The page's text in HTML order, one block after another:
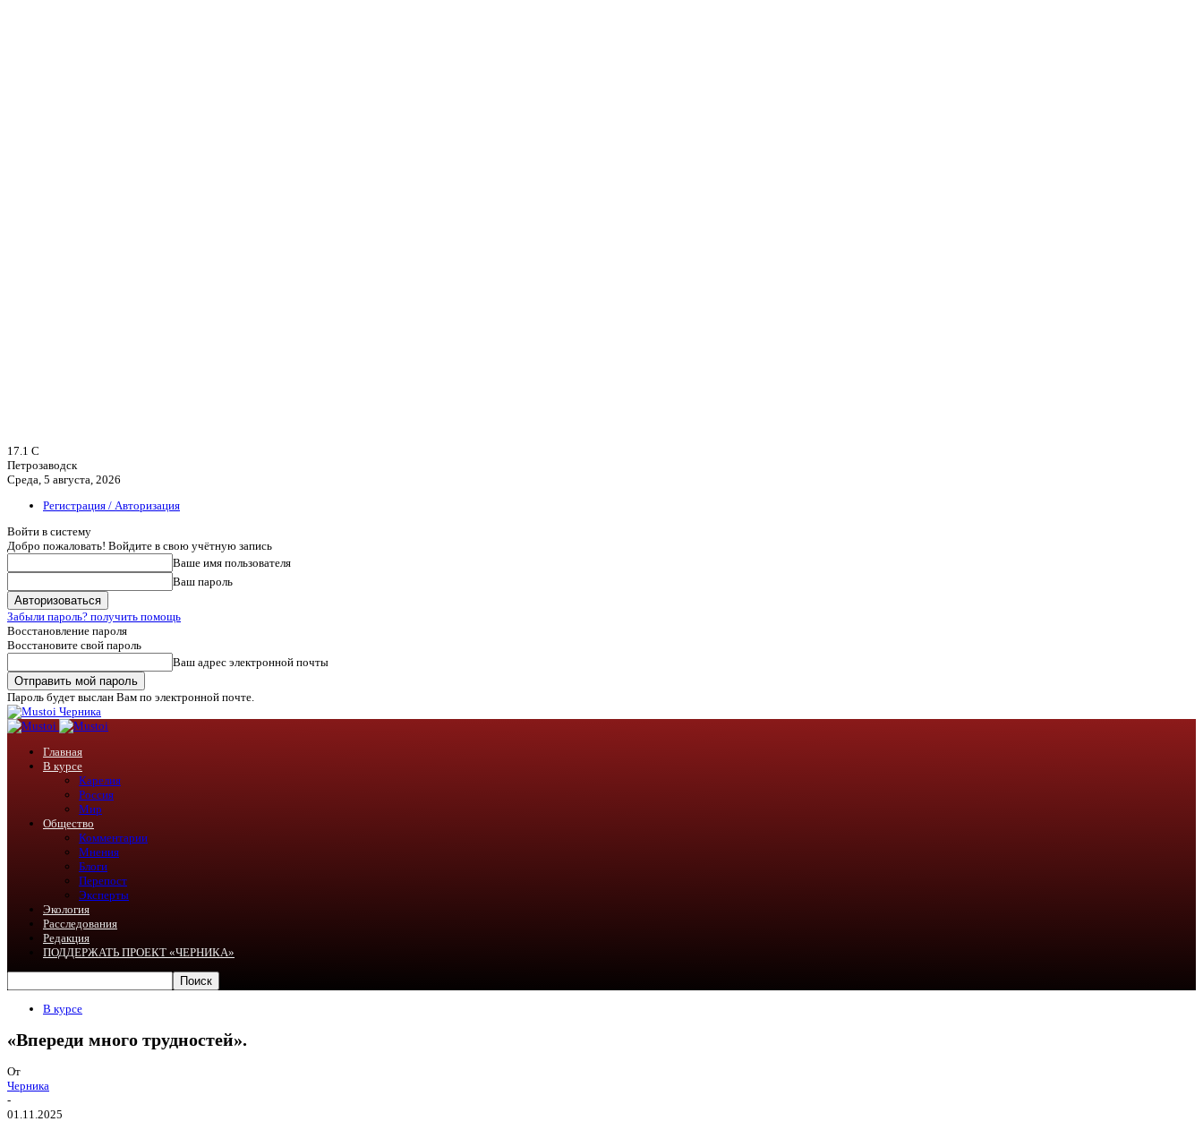
17.1 C
Петрозаводск
Среда, 5 августа, 2026
Регистрация / Авторизация
Войти в систему
Добро пожаловать! Войдите в свою учётную запись
Ваше имя пользователя
Ваш пароль
Забыли пароль? получить помощь
Восстановление пароля
Восстановите свой пароль
Ваш адрес электронной почты
Пароль будет выслан Вам по электронной почте.
Черника
Главная
В курсе
Карелия
Россия
Мир
Общество
Комментарии
Мнения
Блоги
Перепост
Эксперты
Экология
Расследования
Редакция
ПОДДЕРЖАТЬ ПРОЕКТ «ЧЕРНИКА»
В курсе
«Впереди много трудностей».
От
Черника
-
01.11.2025